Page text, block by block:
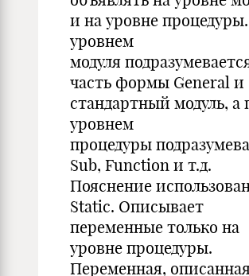
и на уровне
уровнем
модуля
часть формы General и
стандартный модуль, а
уровнем
процедуры
Sub, Function и т.д.
Пояснение
Static. Описывает
переменные только на
уровне процедуры.
Переменная,